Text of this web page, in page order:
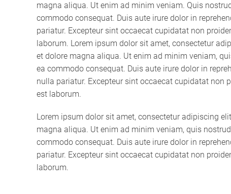
magna aliqua. Ut enim ad minim veniam. Quis
commodo consequat. Duis aute irure dolor in
pariatur. Excepteur sint occaecat cupidatat non
laborum. Lorem ipsum dolor sit amet, consectetur
et dolore magna aliqua. Ut enim ad minim veniam,
ea commodo consequat. Duis aute irure dolor in
nulla pariatur. Excepteur sint occaecat cupidatat
est laborum.
Lorem ipsum dolor sit amet, consectetur adipiscing
magna aliqua. Ut enim ad minim veniam, quis
commodo consequat. Duis aute irure dolor in
pariatur. Excepteur sint occaecat cupidatat non
laborum.